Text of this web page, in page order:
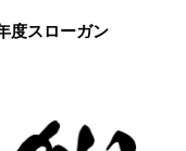
度スローガン